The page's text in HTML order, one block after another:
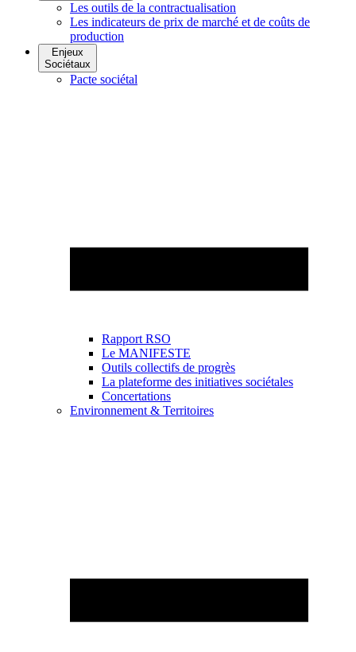
Les outils de la contractualisation
Les indicateurs de prix de marché et de coûts de
production
Enjeux
Sociétaux
Pacte sociétal
Rapport RSO
Le MANIFESTE
Outils collectifs de progrès
La plateforme des initiatives sociétales
Concertations
Environnement & Territoires